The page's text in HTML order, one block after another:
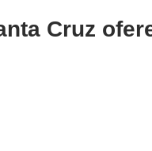
Cruz